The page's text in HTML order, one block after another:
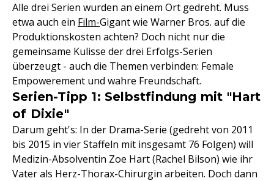
Alle drei Serien wurden an einem Ort gedreht. Muss
etwa auch ein Film-Gigant wie Warner Bros. auf die
Produktionskosten achten? Doch nicht nur die
gemeinsame Kulisse der drei Erfolgs-Serien
überzeugt - auch die Themen verbinden: Female
Empowerement und wahre Freundschaft.
Serien-Tipp 1: Selbstfindung mit "Hart
of Dixie"
Darum geht's: In der Drama-Serie (gedreht von 2011
bis 2015 in vier Staffeln mit insgesamt 76 Folgen) will
Medizin-Absolventin Zoe Hart (Rachel Bilson) wie ihr
Vater als Herz-Thorax-Chirurgin arbeiten. Doch dann